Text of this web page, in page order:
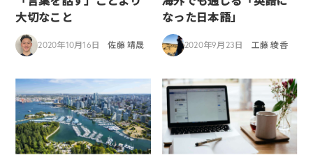
大切なこと
2020年10月16日 佐藤 靖晟
なった日本語」
2020年9月23日 工藤 綾香